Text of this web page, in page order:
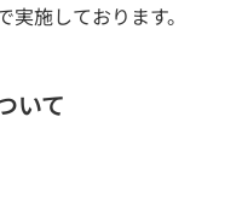
施しております。
いて